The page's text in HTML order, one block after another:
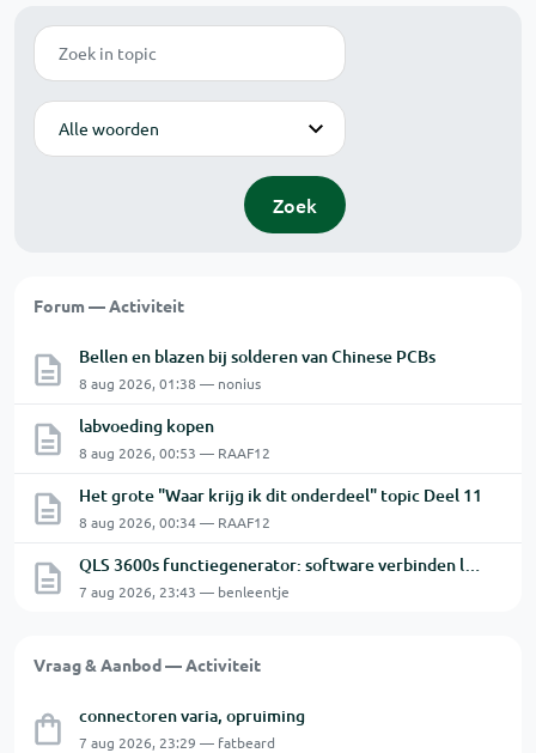
Zoek
Modus
Zoek
Forum — Activiteit
Bellen en blazen bij solderen van Chinese PCBs
8 aug 2026, 01:38 — nonius
labvoeding kopen
8 aug 2026, 00:53 — RAAF12
Het grote "Waar krijg ik dit onderdeel" topic Deel 11
8 aug 2026, 00:34 — RAAF12
7 aug 2026, 23:43 — benleentje
Vraag & Aanbod — Activiteit
connectoren varia, opruiming
7 aug 2026, 23:29 — fatbeard